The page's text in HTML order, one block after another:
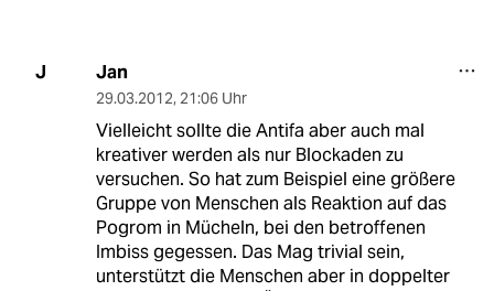
J Jan
29.03.2012, 21:06 Uhr
Vielleicht sollte die Antifa aber auch mal
kreativer werden als nur Blockaden zu
versuchen. So hat zum Beispiel eine größere
Gruppe von Menschen als Reaktion auf das
Pogrom in Mücheln, bei den betroffenen
Imbiss gegessen. Das Mag trivial sein,
unterstützt die Menschen aber in doppelter